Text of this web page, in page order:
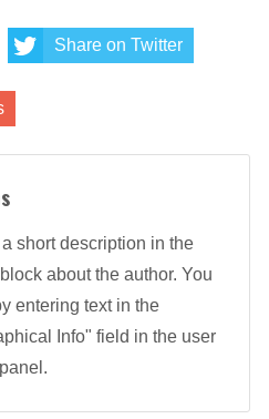
Share on Twitter
short description in the
about the author. You
entering text in the
Info" field in the user